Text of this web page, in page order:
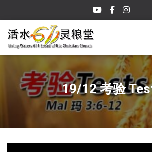
19/12 考验